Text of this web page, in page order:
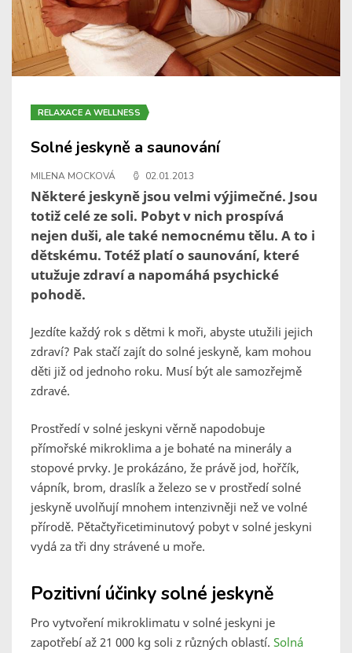
RELAXACE A WELLNESS
Solné jeskyně a saunování
MILENA MOCKOVÁ 02.01.2013
Některé jeskyně jsou velmi výjimečné. Jsou
totiž celé ze soli. Pobyt v nich prospívá
nejen duši, ale také nemocnému tělu. A to i
dětskému. Totéž platí o saunování, které
utužuje zdraví a napomáhá psychické
pohodě.
Jezdíte každý rok s dětmi k moři, abyste utužili jejich
zdraví? Pak stačí zajít do solné jeskyně, kam mohou
děti již od jednoho roku. Musí být ale samozřejmě
zdravé.
Prostředí v solné jeskyni věrně napodobuje
přímořské mikroklima a je bohaté na minerály a
stopové prvky. Je prokázáno, že právě jod, hořčík,
vápník, brom, draslík a železo se v prostředí solné
jeskyně uvolňují mnohem intenzivněji než ve volné
přírodě. Pětačtyřicetiminutový pobyt v solné jeskyni
vydá za tři dny strávené u moře.
Pozitivní účinky solné jeskyně
Pro vytvoření mikroklimatu v solné jeskyni je
zapotřebí až 21 000 kg soli z různých oblastí. Solná